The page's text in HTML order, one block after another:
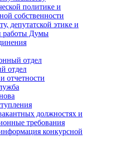
политике и
собственности
депутатской этике и
работы Думы
отдел
отдел
отчетности
должностях и
требования
конкурсной